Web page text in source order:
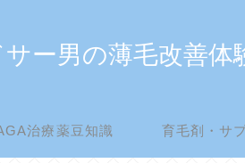
ー男の薄毛改善体
治療薬豆知識 育毛剤・サ